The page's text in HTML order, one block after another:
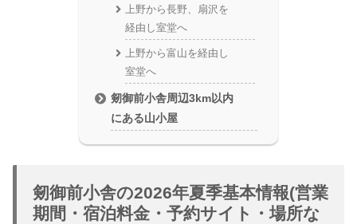
上野から長野、扇沢を
経由し室堂へ
上野から富山を経由し
室堂へ
剱御前小舎周辺3km以内
にある山小屋
剱御前小舎の2026年夏季基本情報(営業
期間・宿泊料金・予約サイト・場所な